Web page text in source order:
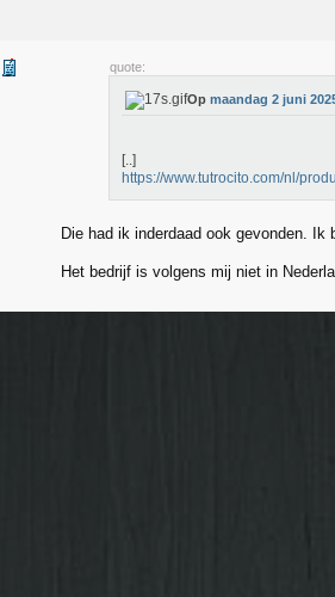
quote:
Op maandag 2 juni
[..]
https://www.tutrocito.com/nl/
Die had ik inderdaad ook gevonden. Ik
Het bedrijf is volgens mij niet in